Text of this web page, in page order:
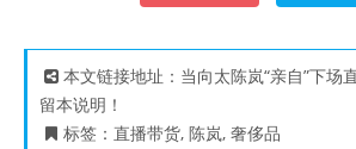
本文链接地址： 当向太陈岚“亲自”下场
留本说明！
标签： 直播带货, 陈岚, 奢侈品